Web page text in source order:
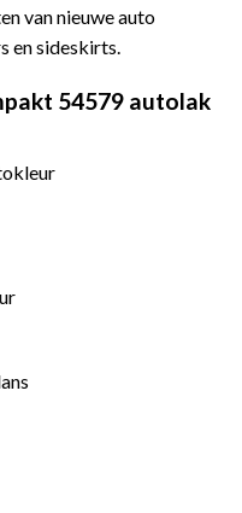
van nieuwe auto
en sideskirts.
54579 autolak